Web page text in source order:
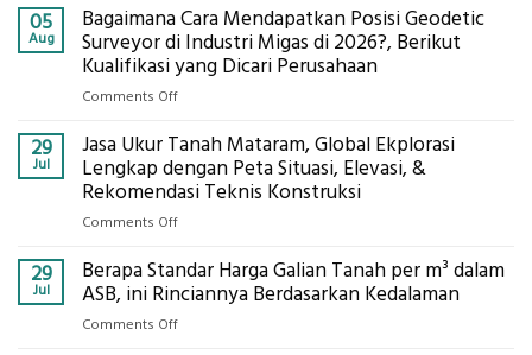
Pemetaan
Drone
LiDAR
Mataram,
Solusi
Pemetaan
Presisi
05
Aug
Bagaimana Cara Mendapatkan Posisi Geodetic
Surveyor di Industri Migas di 2026?, Berikut
Kualifikasi yang Dicari Perusahaan
Comments Offon
Cara
Mendapatkan
Posisi
Industri
Migas
di
29
Jul
Jasa Ukur Tanah Mataram, Global Ekplorasi
Lengkap dengan Peta Situasi, Elevasi, &
Rekomendasi Teknis Konstruksi
Comments Offon
Ukur
Tanah
29
Jul
Berapa Standar Harga Galian Tanah per m³ dalam
ASB, ini Rinciannya Berdasarkan Kedalaman
Comments Offon